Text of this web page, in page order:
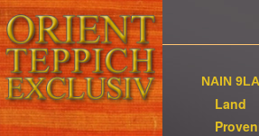
NAIN 9LA
Land